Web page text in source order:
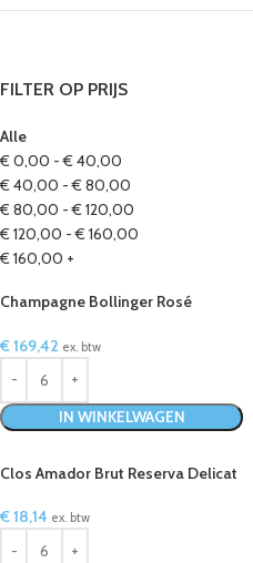
FILTER OP PRIJS
Alle
€ 0,00 -€ 40,00
€ 40,00 -€ 80,00
€ 80,00 -€ 120,00
€ 120,00 -€ 160,00
€ 160,00 +
Champagne Bollinger Rosé
€169,42 ex. btw
IN WINKELWAGEN
Clos Amador Brut Reserva Delicat
€18,14 ex. btw